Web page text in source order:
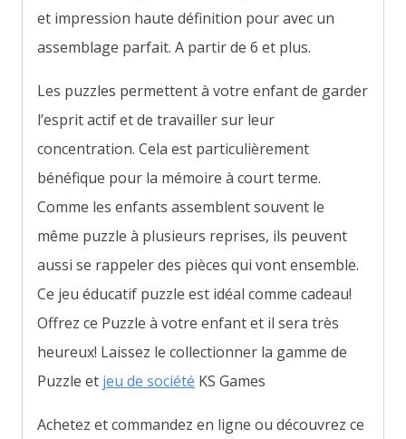
et impression haute définition pour avec un
assemblage parfait. A partir de 6 et plus.
Les puzzles permettent à votre enfant de garder
l’esprit actif et de travailler sur leur
concentration. Cela est particulièrement
bénéfique pour la mémoire à court terme.
Comme les enfants assemblent souvent le
même puzzle à plusieurs reprises, ils peuvent
aussi se rappeler des pièces qui vont ensemble.
Ce jeu éducatif puzzle est idéal comme cadeau!
Offrez ce Puzzle à votre enfant et il sera très
heureux! Laissez le collectionner la gamme de
Puzzle et jeu de société KS Games
Achetez et commandez en ligne ou découvrez ce